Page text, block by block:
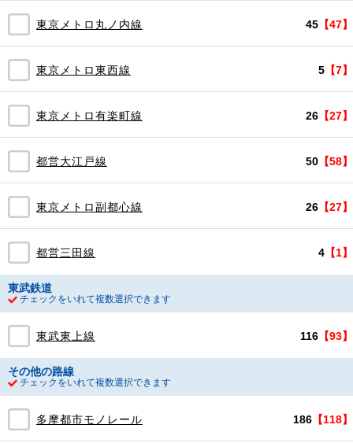
東京メトロ丸ノ内線 【47】
45
東京メトロ東西線 【7】
5
東京メトロ有楽町線 【27】
26
都営大江戸線 【58】
50
東京メトロ副都心線 【27】
26
都営三田線 【1】
4
東武鉄道
チェックをいれて複数選択できます
東武東上線 【93】
116
その他の路線
チェックをいれて複数選択できます
多摩都市モノレール 【118】
186